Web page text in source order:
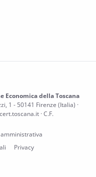
l’economia toscana
Economica della Toscana
1 - 50141 Firenze (Italia) ·
· C.F.
Privacy